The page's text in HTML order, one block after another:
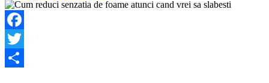
Facebook
Twitter